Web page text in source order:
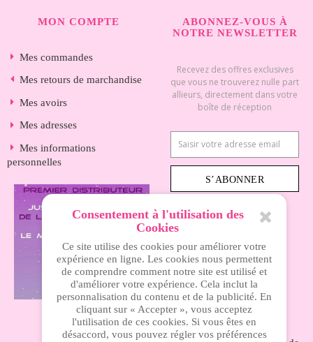
MON COMPTE
Mes commandes
Mes retours de marchandise
Mes avoirs
Mes adresses
Mes informations
personnelles
ABONNEZ-VOUS À
NOTRE NEWSLETTER
Recevez des offres exclusives
que vous ne trouverez nulle part
allieurs, directement dans votre
boîte de réception
S’ABONNER
Nos magasins
Livraison
Mentions légales
Consentement à l'utilisation des
Cookies
Ce site utilise des cookies pour améliorer votre
expérience en ligne. Les cookies nous permettent
de comprendre comment notre site est utilisé et
d'améliorer votre expérience. Cela inclut la
personnalisation du contenu et de la publicité. En
cliquant sur « Accepter », vous acceptez
l'utilisation de ces cookies. Si vous êtes en
désaccord, vous pouvez régler vos préférences